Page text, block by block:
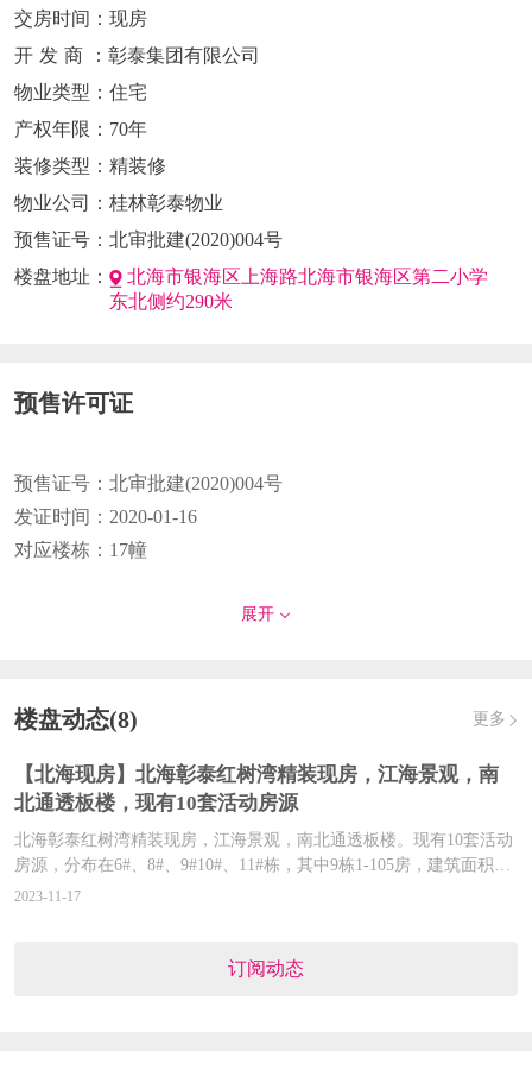
交房时间： 现房
开发商
：彰泰集团有限公司
物业类型： 住宅
产权年限： 70年
装修类型： 精装修
物业公司： 桂林彰泰物业
预售证号： 北审批建(2020)004号
楼盘地址：
北海市银海区上海路北海市银海区第二小学
东北侧约290米
预售许可证
预售证号： 北审批建(2020)004号
发证时间： 2020-01-16
对应楼栋： 17幢
北审批建【2019】186号
发证时间：2019-09-30
预售证号：北审批建【2019】171号
29#,30#,31#,32#,33#,34#
展开
楼盘动态(8) 更多
【北海现房】北海​彰泰红树湾精装现房，江海景观，南
北通透板楼，现有10套活动房源
北海​彰泰红树湾精装现房，江海景观，南北通透板楼。现有10套活动
房源，分布在6#、8#、9#10#、11#栋，其中9栋1-105房，建筑面积
103.72㎡，三房两厅两卫，原总价1148180元，原单价11070元/平，现
2023-11-17
订阅动态